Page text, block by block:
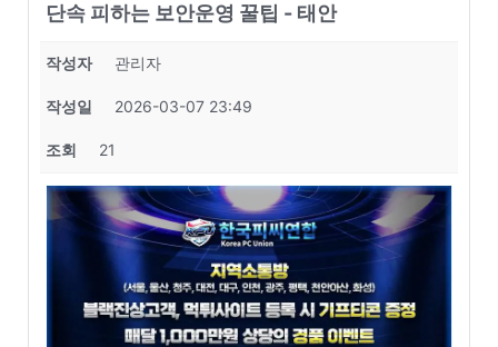
단속 피하는 보안운영 꿀팁 - 태안
작성자 관리자
작성일 2026-03-07 23:49
조회 21